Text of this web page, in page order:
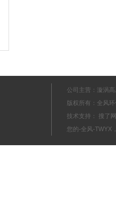
公司主营：漩涡
版权所有：全风
技术支持： 搜
您的-全风-TWYX